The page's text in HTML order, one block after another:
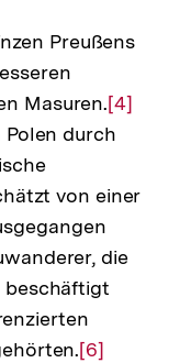
Preußens
Masuren.Zur
Auflösung
Fußnote
[4]
durch
von einer
die
beschäftigt
Zur
[6]